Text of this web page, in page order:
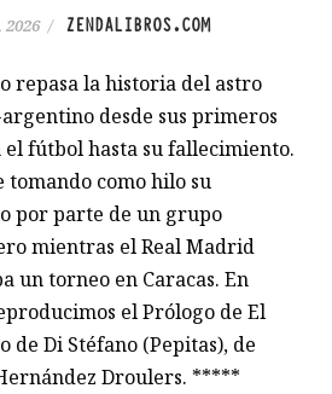
/ ZENDALIBROS.COM
repasa la historia del astro
desde sus primeros
el fútbol hasta su fallecimiento.
tomando como hilo su
por parte de un grupo
mientras el Real Madrid
un torneo en Caracas. En
el Prólogo de El
de Di Stéfano (Pepitas), de
Droulers. *****